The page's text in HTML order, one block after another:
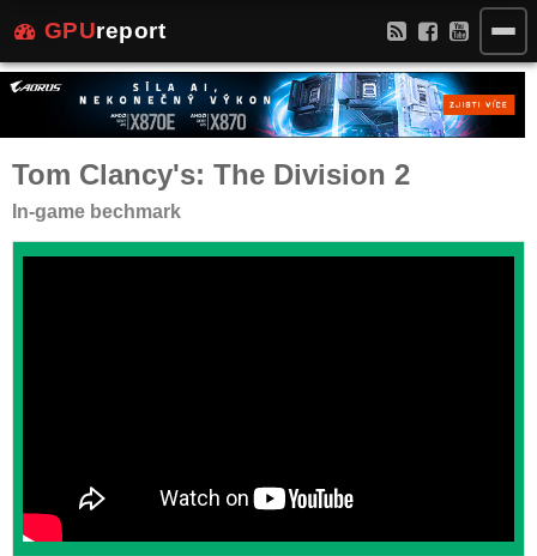
GPUreport
Tom Clancy's: The Division 2
In-game bechmark